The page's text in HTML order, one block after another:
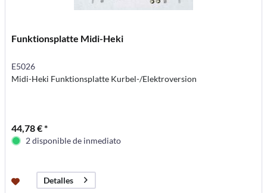
Funktionsplatte Midi-Heki
E5026
Midi-Heki Funktionsplatte Kurbel-/Elektroversion
44,78 € *
2 disponible de inmediato
Detalles